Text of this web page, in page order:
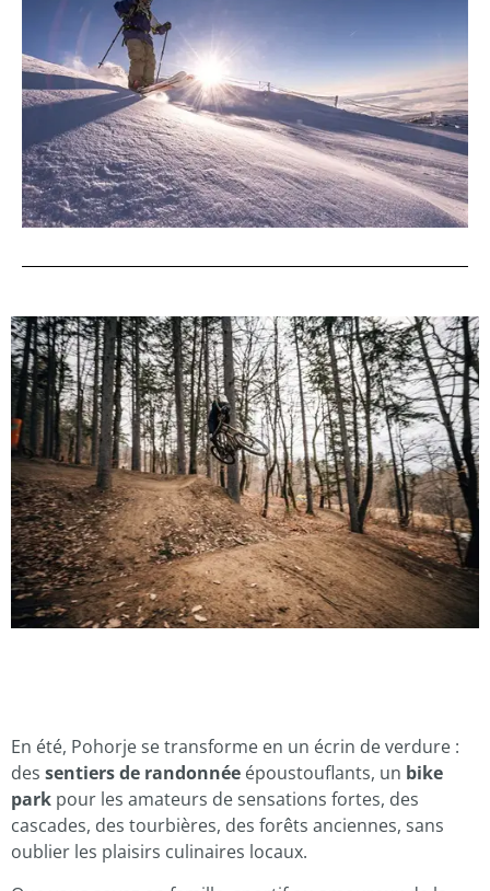
En été, Pohorje se transforme en un écrin de verdure :
des sentiers de randonnée époustouflants, un bike
park pour les amateurs de sensations fortes, des
cascades, des tourbières, des forêts anciennes, sans
oublier les plaisirs culinaires locaux.